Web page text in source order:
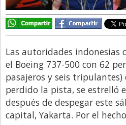
Entrevista
Entrevista Exclusiva
Gastronomia
Internacionales
La Opinión del Director
Legales
Las autoridades indonesias
el Boeing 737-500 con 62
pasajeros y seis tripulantes)
perdido la pista, se estrelló
después de despegar este
capital, Yakarta. Por el